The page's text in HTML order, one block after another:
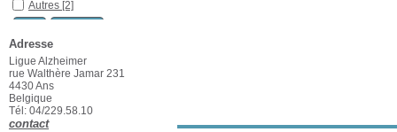
Autres [2]
Adresse
Ligue Alzheimer
rue Walthère Jamar 231
4430 Ans
Belgique
Tél: 04/229.58.10
contact